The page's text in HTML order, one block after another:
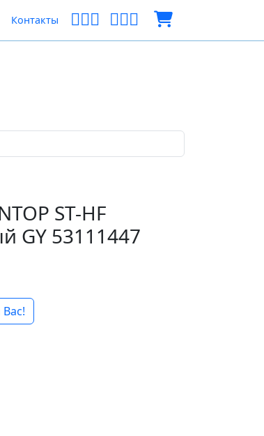
Контакты
ST-HF
GY 53111447